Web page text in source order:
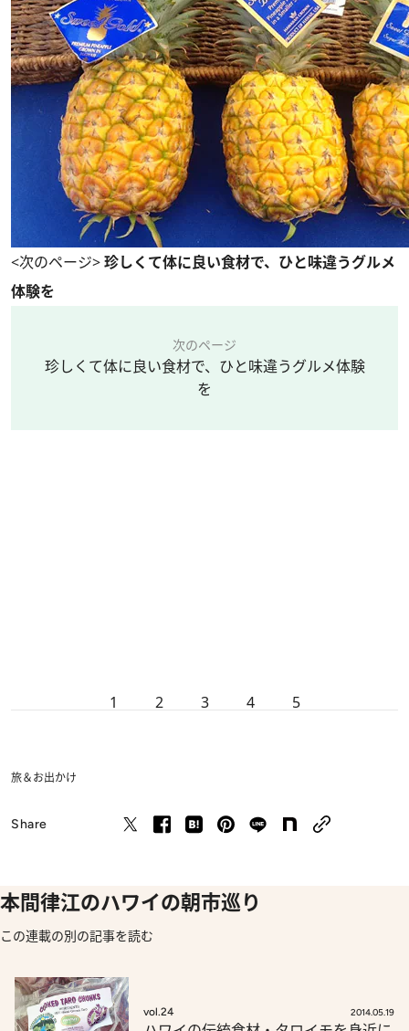
<次のページ>珍しくて体に良い食材で、ひと味違うグルメ
体験を
次のページ
珍しくて体に良い食材で、ひと味違うグルメ体験
を
1 2 3 4 5
旅＆お出かけ
Share
本間律江のハワイの朝市巡り
この連載の別の記事を読む
vol.24 2014.05.19